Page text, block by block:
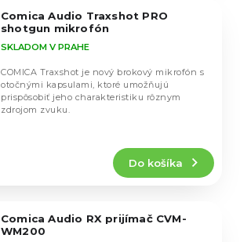
Comica Audio Traxshot PRO
shotgun mikrofón
SKLADOM V PRAHE
Do košíka
COMICA Traxshot je nový brokový mikrofón s
otočnými kapsulami, ktoré umožňujú
prispôsobiť jeho charakteristiku rôznym
zdrojom zvuku.
Comica Audio RX prijímač CVM-
WM200